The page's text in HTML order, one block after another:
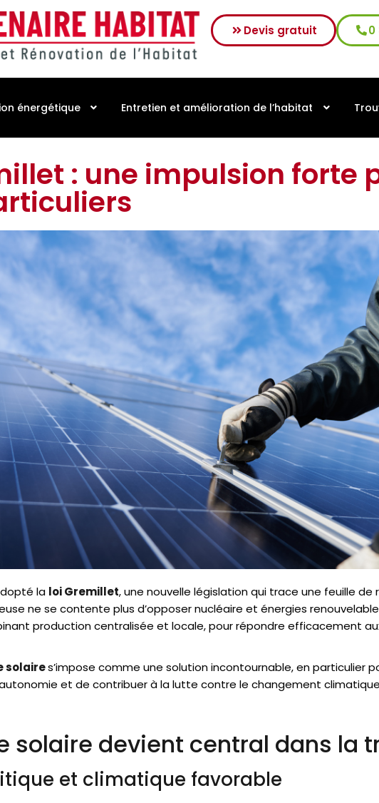
Devis gratuit 0
énergétique Entretien et amélioration de l’habitat
: une impulsion forte
la loi Gremillet, une nouvelle législation qui trace une feuille
ne se contente plus d’opposer nucléaire et énergies
production centralisée et locale, pour répondre efficacement
solaires’impose comme une solution incontournable, en particulier
et de contribuer à la lutte contre le changement
solaire devient central dans la
et climatique favorable